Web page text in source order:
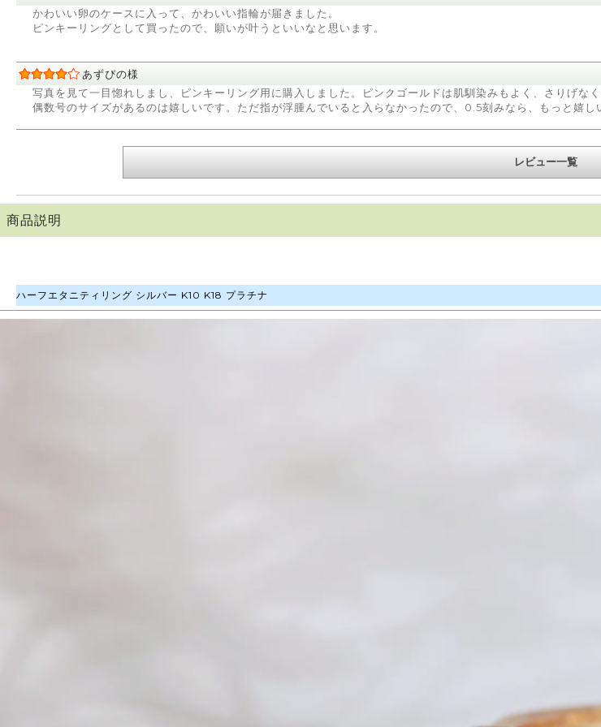
かわいい卵のケースに入って、かわいい指輪が届きました。
ピンキーリングとして買ったので、願いが叶うといいなと思います。
あずぴの様
写真を見て一目惚れしまし、ピンキーリング用に購入しました。ピンクゴールドは肌馴染みもよく、さりげなく
偶数号のサイズがあるのは嬉しいです。ただ指が浮腫んでいると入らなかったので、0.5刻みなら、もっと嬉し
レビュー一覧
商品説明
ハーフエタニティリング シルバー K10 K18 プラチナ